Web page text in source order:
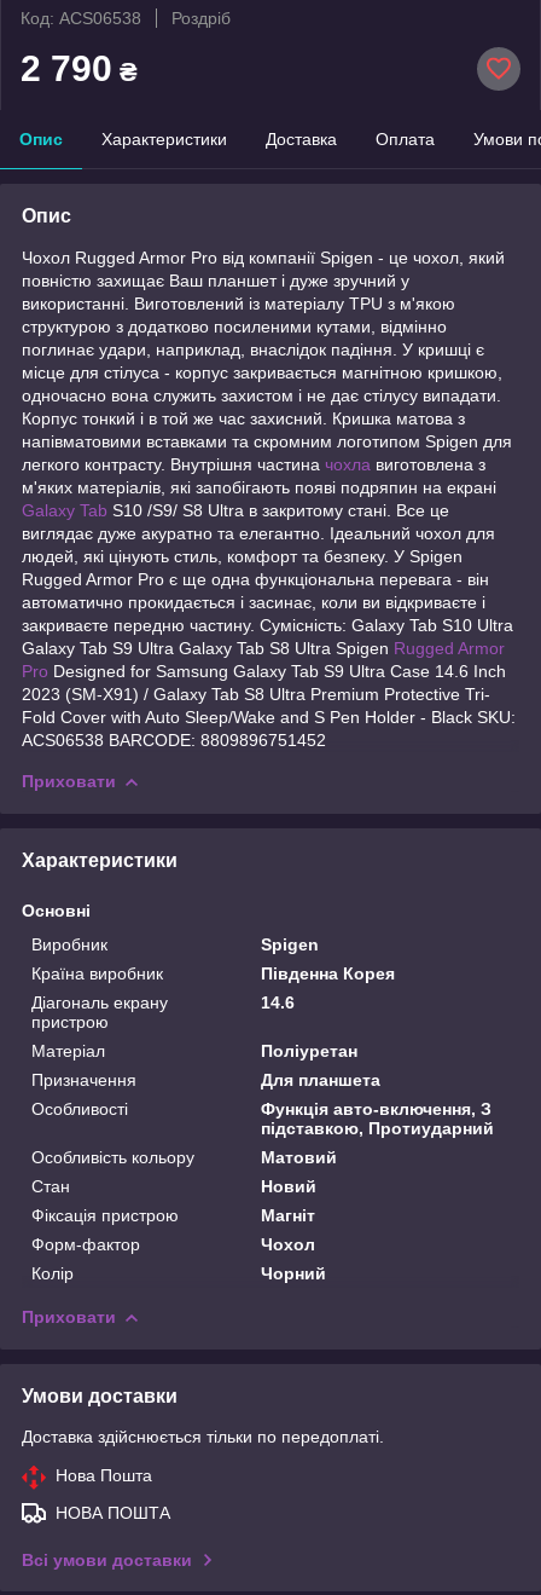
Код: ACS06538
Роздріб
2 790 ₴
Опис Характеристики Доставка Оплата Умови
Опис
Чохол Rugged Armor Pro від компанії Spigen - це чохол, який
повністю захищає Ваш планшет і дуже зручний у
використанні. Виготовлений із матеріалу TPU з м'якою
структурою з додатково посиленими кутами, відмінно
поглинає удари, наприклад, внаслідок падіння. У кришці є
місце для стілуса - корпус закривається магнітною кришкою,
одночасно вона служить захистом і не дає стілусу випадати.
Корпус тонкий і в той же час захисний. Кришка матова з
напівматовими вставками та скромним логотипом Spigen для
легкого контрасту. Внутрішня частина чохла виготовлена з
м'яких матеріалів, які запобігають появі подряпин на екрані
Galaxy Tab S10 /S9/ S8 Ultra в закритому стані. Все це
виглядає дуже акуратно та елегантно. Ідеальний чохол для
людей, які цінують стиль, комфорт та безпеку. У Spigen
Rugged Armor Pro є ще одна функціональна перевага - він
автоматично прокидається і засинає, коли ви відкриваєте і
закриваєте передню частину. Сумісність: Galaxy Tab S10 Ultra
Galaxy Tab S9 Ultra Galaxy Tab S8 Ultra Spigen Rugged Armor
Pro Designed for Samsung Galaxy Tab S9 Ultra Case 14.6 Inch
2023 (SM-X91) / Galaxy Tab S8 Ultra Premium Protective Tri-
Fold Cover with Auto Sleep/Wake and S Pen Holder - Black SKU:
ACS06538 BARCODE: 8809896751452
Приховати
Характеристики
Основні
Виробник
Spigen
Країна виробник
Південна Корея
Діагональ екрану
пристрою
14.6
Матеріал
Поліуретан
Призначення
Для планшета
Особливості
Функція авто-включення, З
підставкою, Протиударний
Особливість кольору
Матовий
Стан
Новий
Фіксація пристрою
Магніт
Форм-фактор
Чохол
Колір
Чорний
Приховати
Умови доставки
Доставка здійснюється тільки по передоплаті.
Нова Пошта
НОВА ПОШТА
Всі умови доставки